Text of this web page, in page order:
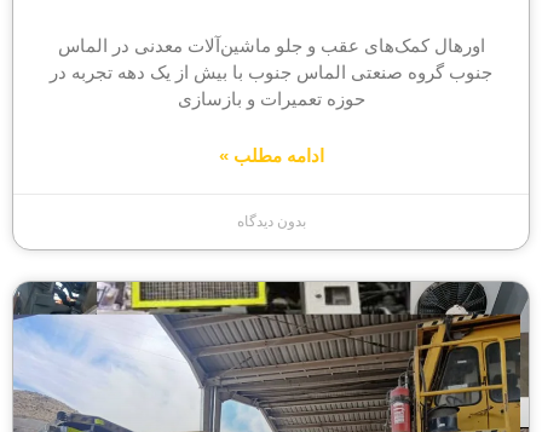
اورهال کمک‌های عقب و جلو ماشین‌آلات معدنی در الماس
جنوب گروه صنعتی الماس جنوب با بیش از یک دهه تجربه در
حوزه تعمیرات و بازسازی
ادامه مطلب »
بدون دیدگاه